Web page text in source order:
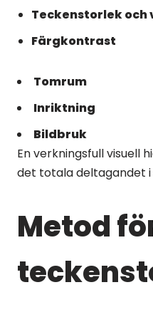
Teckenstorlek och
Färgkontrast
Tomrum
Inriktning
Bildbruk
En verkningsfull
det totala deltagandet i
Metod